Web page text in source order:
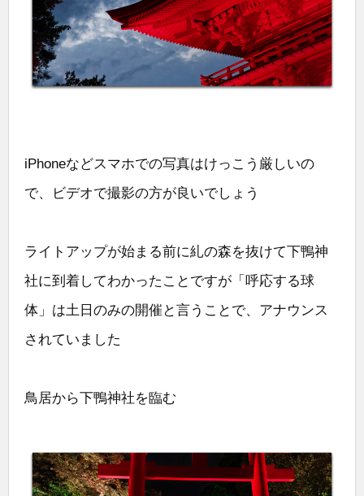
iPhoneなどスマホでの写真はけっこう厳しいの
で、ビデオで撮影の方が良いでしょう
ライトアップが始まる前に糺の森を抜けて下鴨神
社に到着してわかったことですが「呼応する球
体」は土日のみの開催と言うことで、アナウンス
されていました
鳥居から下鴨神社を臨む